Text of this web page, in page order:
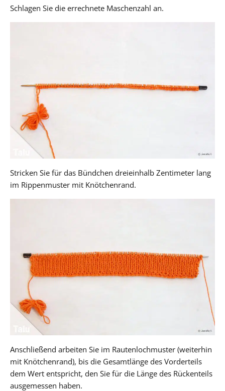
Schlagen Sie die errechnete Maschenzahl an.
Stricken Sie für das Bündchen dreieinhalb Zentimeter lang
im Rippenmuster mit Knötchenrand.
Anschließend arbeiten Sie im Rautenlochmuster (weiterhin
mit Knötchenrand), bis die Gesamtlänge des Vorderteils
dem Wert entspricht, den Sie für die Länge des Rückenteils
ausgemessen haben.